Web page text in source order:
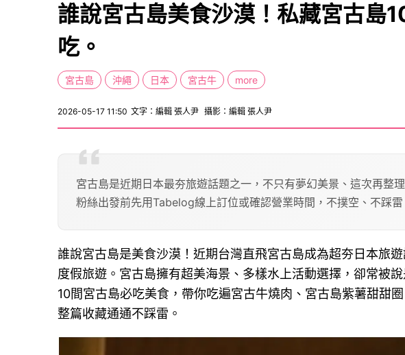
誰說宮古島美食沙漠！私藏宮古島
吃。
宮古島 沖繩 日本 宮古牛 more
2026-05-17 11:50 文字：編輯 張人尹 攝影：編輯 張人尹
宮古島是近期日本最夯旅遊話題之一，不只有夢幻美景、這次再整
粉絲出發前先用Tabelog線上訂位或確認營業時間，不撲空、不踩雷
誰說宮古島是美食沙漠！近期台灣直飛宮古島成為超夯日本旅
度假旅遊。宮古島擁有超美海景、多樣水上活動選擇，卻常被
10間宮古島必吃美食，帶你吃遍宮古牛燒肉、宮古島紫薯甜甜
整篇收藏通通不踩雷。